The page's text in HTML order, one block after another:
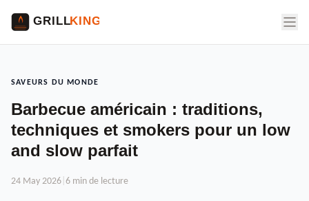
SAVEURS DU MONDE
Barbecue américain : traditions,
techniques et smokers pour un low
and slow parfait
24 May 2026 6 min de lecture